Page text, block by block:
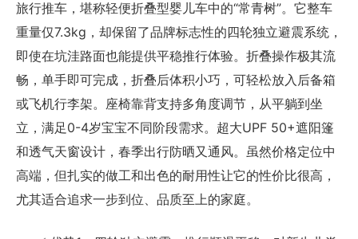
旅行推车，堪称轻便折叠型婴儿车中的“常青树”。它整车
重量仅7.3kg，却保留了品牌标志性的四轮独立避震系统，
即使在坑洼路面也能提供平稳推行体验。折叠操作极其流
畅，单手即可完成，折叠后体积小巧，可轻松放入后备箱
或飞机行李架。座椅靠背支持多角度调节，从平躺到坐
立，满足0-4岁宝宝不同阶段需求。超大UPF 50+遮阳篷
和透气天窗设计，春季出行防晒又通风。虽然价格定位中
高端，但扎实的做工和出色的耐用性让它的性价比很高，
尤其适合追求一步到位、品质至上的家庭。